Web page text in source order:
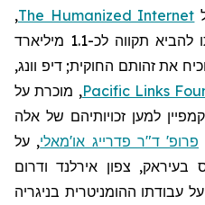
The Humanized Internet
,
פרויקט זהות דיגיטלית שמטרתו להביא תקווה לכ-1.1 מיליארד
את זהותם החוקית; דיפ וונג,
Pacific Links, מוכרת על
למען זכויותיהם של אלה
פרופ' ד"ר פדרייג או'מאלי, על
בעיראק, צפון אירלנד ודרום
עבודתו ההומניטרית בניגריה